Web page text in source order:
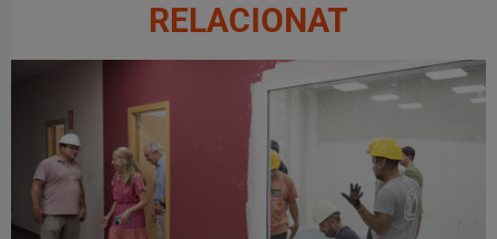
RELACIONAT